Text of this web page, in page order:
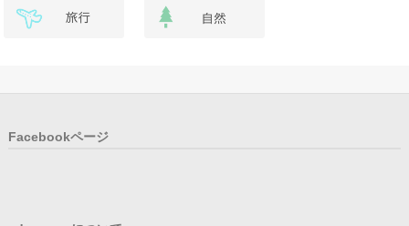
Facebookページ